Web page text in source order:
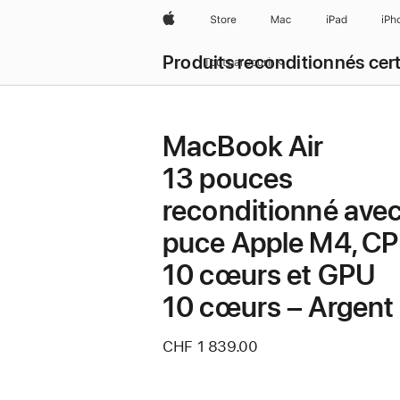
AppleStore Mac iPad
Produits reconditionnés
Tout parcourir
MacBook Air
13 pouces
reconditionné
puce Apple M4,
10 cœurs et GPU
10 cœurs – Argent
CHF 1 839.00